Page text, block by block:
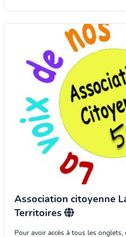
Association citoyenne
Territoires
Pour avoir accès à tous les